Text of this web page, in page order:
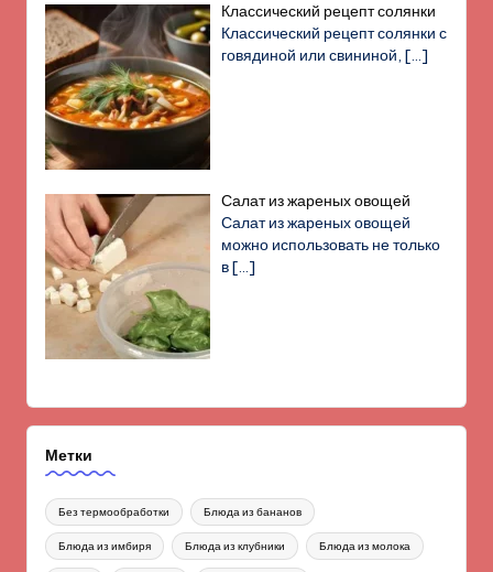
Классический рецепт солянки
Классический рецепт солянки с
говядиной или свининой,[…]
Салат из жареных овощей
Салат из жареных овощей
можно использовать не только
в[…]
Метки
Без термообработки Блюда из бананов
Блюда из имбиря Блюда из клубники Блюда из молока